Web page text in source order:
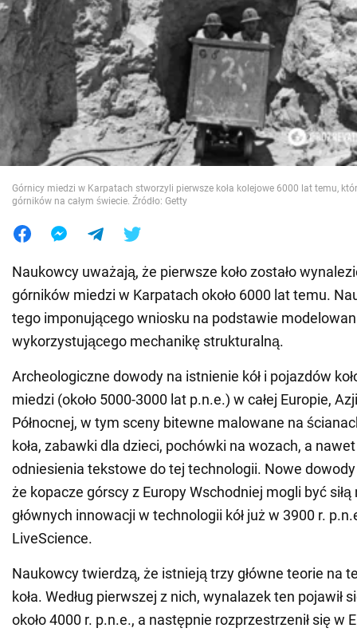
Społeczeństwo
Wojna na Ukrainie
Świat
Jedzenie
Górnicy miedzi w Karpatach stworzyli pierwsze koła kolejowe 6000 lat temu,
górników na całym świecie. Źródło: Getty
Naukowcy uważają, że pierwsze koło zostało
górników miedzi w Karpatach około 6000 lat temu.
tego imponującego wniosku na podstawie
wykorzystującego mechanikę strukturalną.
Archeologiczne dowody na istnienie kół i pojazdów
miedzi (około 5000-3000 lat p.n.e.) w całej Europie,
Północnej, w tym sceny bitewne malowane na
koła, zabawki dla dzieci, pochówki na wozach, a
odniesienia tekstowe do tej technologii. Nowe
że kopacze górscy z Europy Wschodniej mogli być
głównych innowacji w technologii kół już w 3900 r.
LiveScience.
Naukowcy twierdzą, że istnieją trzy główne teorie na
koła. Według pierwszej z nich, wynalazek ten pojawił
około 4000 r. p.n.e., a następnie rozprzestrzenił się w